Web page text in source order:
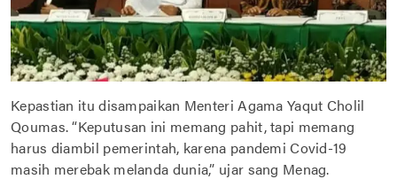
Kepastian itu disampaikan Menteri Agama Yaqut Cholil
Qoumas. “Keputusan ini memang pahit, tapi memang
harus diambil pemerintah, karena pandemi Covid-19
masih merebak melanda dunia,” ujar sang Menag.